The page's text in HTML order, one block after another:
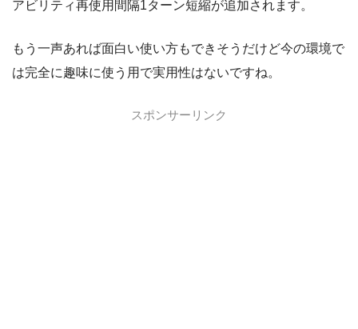
アビリティ再使用間隔1ターン短縮が追加されます。
もう一声あれば面白い使い方もできそうだけど今の環境で
は完全に趣味に使う用で実用性はないですね。
スポンサーリンク